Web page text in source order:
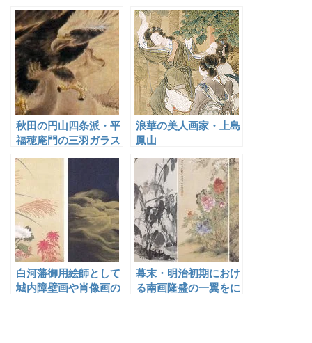
秋田の円山四条派・平
福穂庵門の三羽ガラス
浪華の美人画家・上島
鳳山
白河藩御用絵師として
城内障壁画や肖像画の
幕末・明治初期におけ
る南画隆盛の一翼をに